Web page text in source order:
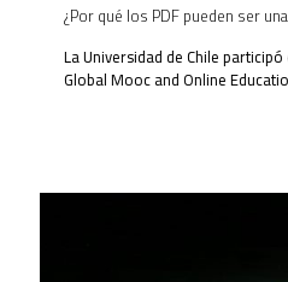
¿Por qué los PDF pueden ser
La Universidad de Chile
Global Mooc and Online